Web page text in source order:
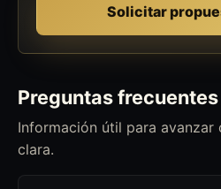
Solicitar
Preguntas frecuentes
Información útil para
clara.